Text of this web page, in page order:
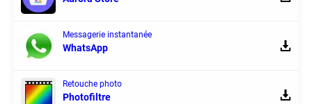
Messagerie instantanée
WhatsApp
Retouche photo
Photofiltre